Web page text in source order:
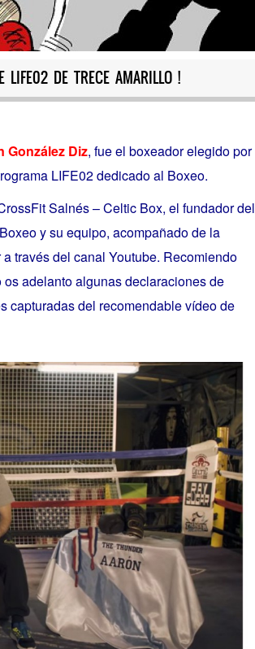
LIFE02 DE TRECE AMARILLO !
González Diz, fue el boxeador elegido por
LIFE02 dedicado al Boxeo.
Salnés – Celtic Box, el fundador del
y su equipo, acompañado de la
través del canal Youtube. Recomiendo
adelanto algunas declaraciones de
capturadas del recomendable vídeo de